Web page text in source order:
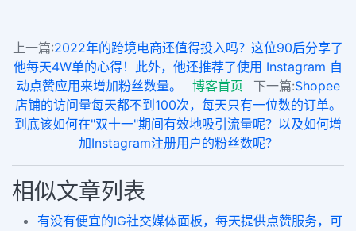
上一篇:2022年的跨境电商还值得投入吗？这位90后分享了
他每天4W单的心得！此外，他还推荐了使用 Instagram 自
动点赞应用来增加粉丝数量。
博客首页 下一篇:Shopee
店铺的访问量每天都不到100次，每天只有一位数的订单。
到底该如何在"双十一"期间有效地吸引流量呢？以及如何增
加Instagram注册用户的粉丝数呢？
相似文章列表
有没有便宜的IG社交媒体面板，每天提供点赞服务，可